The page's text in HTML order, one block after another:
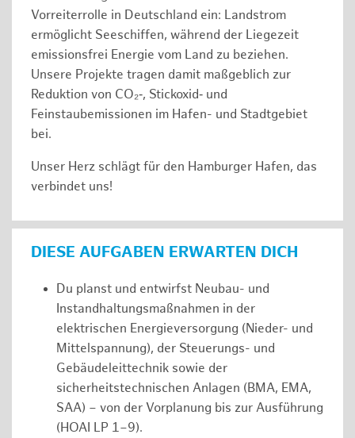
Vorreiterrolle in Deutschland ein: Landstrom
ermöglicht Seeschiffen, während der Liegezeit
emissionsfrei Energie vom Land zu beziehen.
Unsere Projekte tragen damit maßgeblich zur
Reduktion von CO₂‑, Stickoxid‑ und
Feinstaubemissionen im Hafen- und Stadtgebiet
bei.
Unser Herz schlägt für den Hamburger Hafen, das
verbindet uns!
DIESE AUFGABEN ERWARTEN DICH
Du planst und entwirfst Neubau- und
Instandhaltungsmaßnahmen in der
elektrischen Energieversorgung (Nieder- und
Mittelspannung), der Steuerungs- und
Gebäudeleittechnik sowie der
sicherheitstechnischen Anlagen (BMA, EMA,
SAA) – von der Vorplanung bis zur Ausführung
(HOAI LP 1–9).